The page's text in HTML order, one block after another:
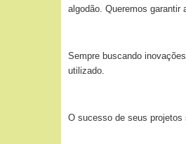
algodão. Queremos
Sempre buscando
utilizado.
O sucesso de seus projetos